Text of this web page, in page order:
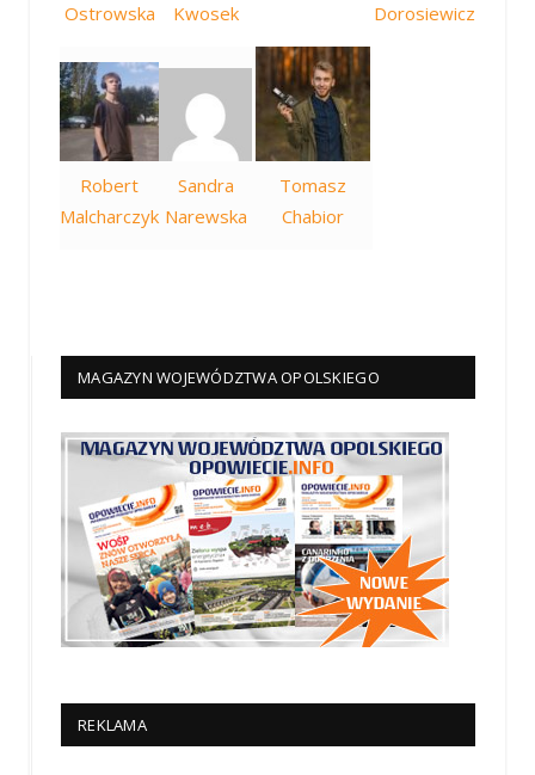
Ostrowska
Kwosek
Dorosiewicz
Robert
Malcharczyk
Sandra
Narewska
Tomasz
Chabior
MAGAZYN WOJEWÓDZTWA OPOLSKIEGO
REKLAMA